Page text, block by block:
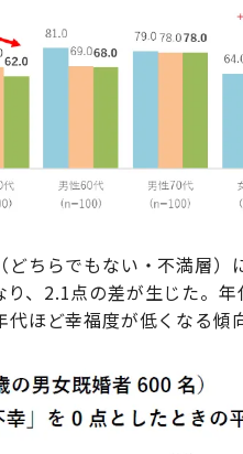
ちらでもない・不満層）
、2.1点の差が生じた。
ほど幸福度が低くなる傾